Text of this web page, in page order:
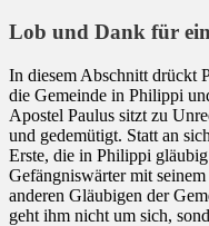
Lob und Dank für
In diesem Abschnitt drückt
die Gemeinde in Philippi
Apostel Paulus sitzt zu
und gedemütigt. Statt an
Erste, die in Philippi
Gefängniswärter mit
anderen Gläubigen der
geht ihm nicht um sich,